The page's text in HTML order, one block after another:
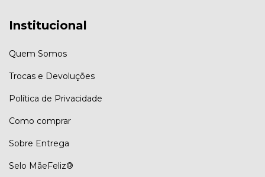
Institucional
Quem Somos
Trocas e Devoluções
Política de Privacidade
Como comprar
Sobre Entrega
Selo MãeFeliz®